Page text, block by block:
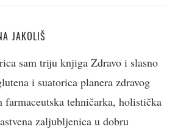
JAKOLIŠ
sam triju knjiga Zdravo i slasno
i suatorica planera zdravog
farmaceutska tehničarka, holistička
zaljubljenica u dobru